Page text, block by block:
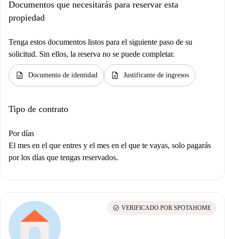
Documentos que necesitarás para reservar esta
propiedad
Tenga estos documentos listos para el siguiente paso de su
solicitud. Sin ellos, la reserva no se puede completar.
description Documento de identidad description Justificante de ingresos
Tipo de contrato
Por días
El mes en el que entres y el mes en el que te vayas, solo pagarás
por los días que tengas reservados.
check_circle VERIFICADO POR SPOTAHOME